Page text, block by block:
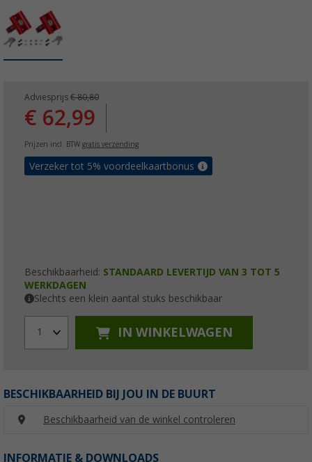
Adviesprijs € 80,80
€ 62,99
Prijzen incl. BTW gratis verzending
Verzeker tot 5% voordeelkaartbonus
Beschikbaarheid: STANDAARD LEVERTIJD VAN 3 TOT 5
WERKDAGEN
Slechts een klein aantal stuks beschikbaar
1 IN WINKELWAGEN
BESCHIKBAARHEID BIJ JOU IN DE BUURT
Beschikbaarheid van de winkel controleren
INFORMATIE & DOWNLOADS